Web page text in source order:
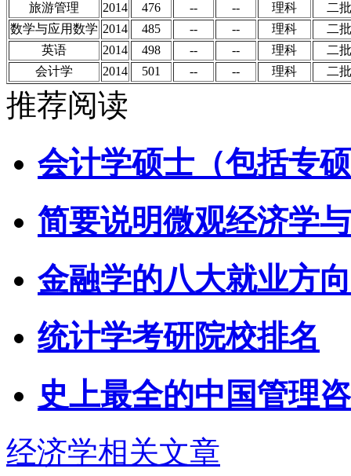
旅游管理
2014 476 -- -- 理科
二批
数学与应用数学 2014 485 -- -- 理科
二批
英语
2014 498 -- -- 理科
二批
会计学
2014 501 -- -- 理科 二批
推荐阅读
会计学硕士（包括专
简要说明微观经济学
金融学的八大就业方
统计学考研院校排名
史上最全的中国管理
经济学相关文章